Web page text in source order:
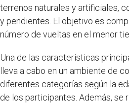
terrenos naturales y artificiales,
y pendientes. El objetivo es
número de vueltas en el menor
Una de las características
lleva a cabo en un ambiente de
diferentes categorías según la
de los participantes. Además, se